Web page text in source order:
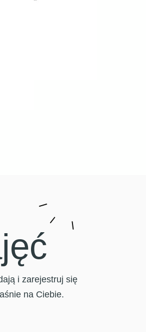
i zarejestruj się
na Ciebie.